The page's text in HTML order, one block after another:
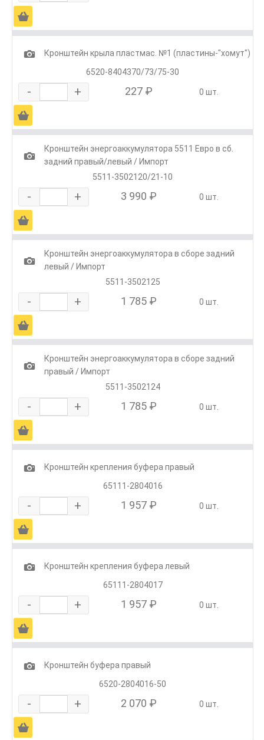
Ä
1
Кронштейн крыла пластмас. №1 (пластины-"хомут")
6520-8404370/73/75-30
- + 227 ₽ 0 шт.
Ä
1
Кронштейн энергоаккумулятора 5511 Евро в сб.
задний правый/левый / Импорт
5511-3502120/21-10
- + 3 990 ₽ 0 шт.
Ä
1
Кронштейн энергоаккумулятора в сборе задний
левый / Импорт
5511-3502125
- + 1 785 ₽ 0 шт.
Ä
1
Кронштейн энергоаккумулятора в сборе задний
правый / Импорт
5511-3502124
- + 1 785 ₽ 0 шт.
Ä
1
Кронштейн крепления буфера правый
65111-2804016
- + 1 957 ₽ 0 шт.
Ä
1
Кронштейн крепления буфера левый
65111-2804017
- + 1 957 ₽ 0 шт.
Ä
1
Кронштейн буфера правый
6520-2804016-50
- + 2 070 ₽ 0 шт.
Ä